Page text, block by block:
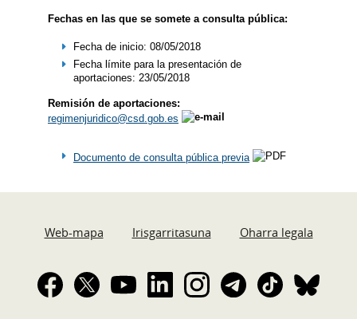
Fechas en las que se somete a consulta pública:
Fecha de inicio: 08/05/2018
Fecha límite para la presentación de
aportaciones: 23/05/2018
Remisión de aportaciones:
regimenjuridico@csd.gob.es
Documento de consulta pública previa
Web-mapa Irisgarritasuna Oharra legala